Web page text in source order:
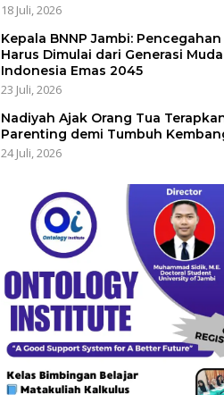
18 Juli, 2026
Kepala BNNP Jambi:
Harus Dimulai dari Generasi
Indonesia Emas 2045
23 Juli, 2026
Nadiyah Ajak Orang Tua
Parenting demi Tumbuh
24 Juli, 2026